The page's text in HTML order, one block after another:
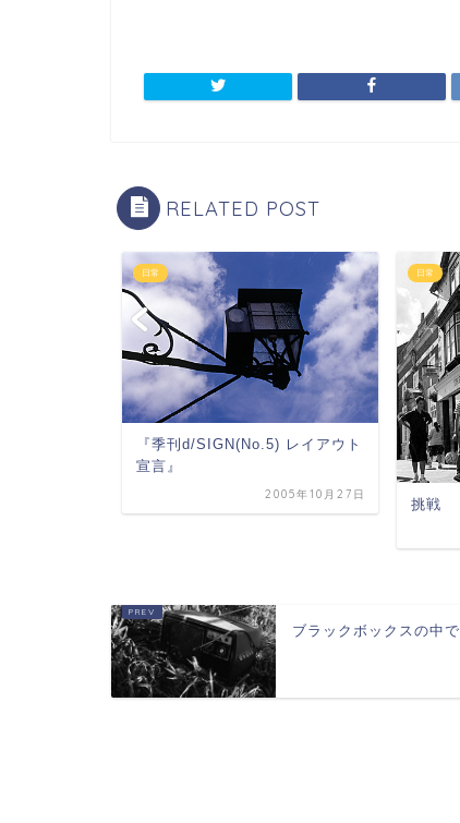
RELATED POST
日常
『季刊d/SIGN(No.5) レイアウト
宣言』
2005年10月27日
日常
挑戦
ブラックボックスの中で